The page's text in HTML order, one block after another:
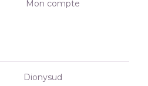
Mon compte
Dionysud